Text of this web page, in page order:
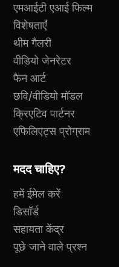
एमआईटी एआई फिल्म
विशेषताएँ
थीम गैलरी
वीडियो जेनरेटर
फैन आर्ट
छवि/वीडियो मॉडल
क्रिएटिव पार्टनर
एफिलिएट्स प्रोग्राम
मदद चाहिए?
हमें ईमेल करें
डिसॉर्ड
सहायता केंद्र
पूछे जाने वाले प्रश्न